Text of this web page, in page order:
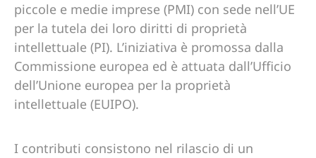
piccole e medie imprese (PMI) con sede nell’UE
per la tutela dei loro diritti di proprietà
intellettuale (PI). L’iniziativa è promossa dalla
Commissione europea ed è attuata dall’Ufficio
dell’Unione europea per la proprietà
intellettuale (EUIPO).
I contributi consistono nel rilascio di un